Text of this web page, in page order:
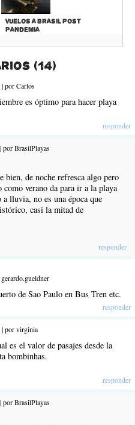
Vuelos a Brasil Post
Pandemia
(14)
por Carlos
es óptimo para hacer playa
responder
por BrasilPlayas
bien, de noche refresca algo pero
como verano da para ir a la playa
lluvia, no es una época que
casi la mitad de
responder
de Sao Paulo en Bus Tren etc.
responder
| por virginia
es el valor de pasajes desde la
bombinhas.
responder
por BrasilPlayas